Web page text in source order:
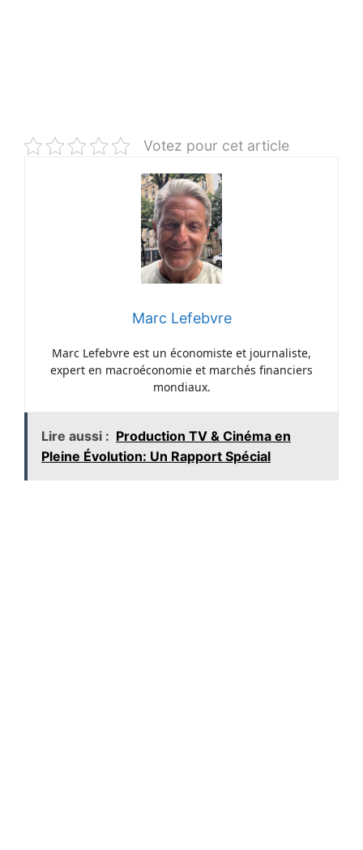
Votez pour cet article
Marc Lefebvre
Marc Lefebvre est un économiste et journaliste,
expert en macroéconomie et marchés financiers
mondiaux.
Lire aussi : Production TV & Cinéma en
Pleine Évolution: Un Rapport Spécial